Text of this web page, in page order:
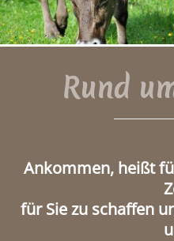
Rund
Ankommen, heißt
für Sie zu schaffen